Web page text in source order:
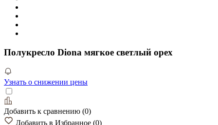
Полукресло Diona мягкое светлый орех
Узнать о снижении цены
Добавить к сравнению (0)
Добавить в Избранное (0)